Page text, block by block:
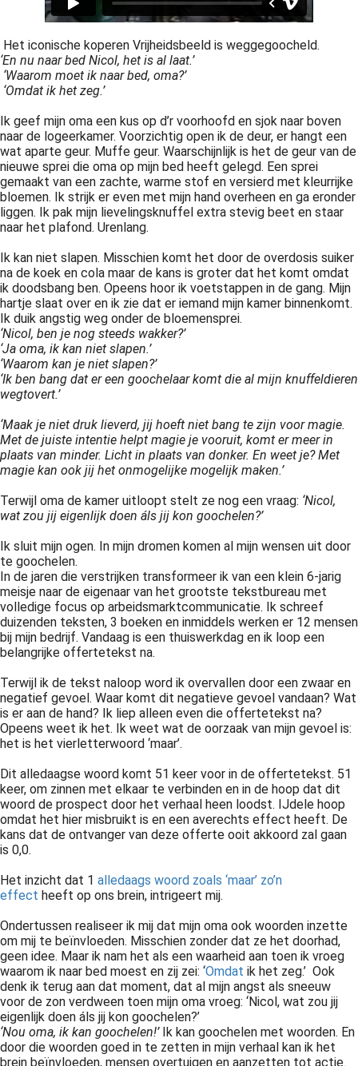
Het iconische koperen Vrijheidsbeeld is weggegoocheld.
‘En nu naar bed Nicol, het is al laat.’
‘Waarom moet ik naar bed, oma?’
‘Omdat ik het zeg.’
Ik geef mijn oma een kus op d’r voorhoofd en sjok naar boven
naar de logeerkamer. Voorzichtig open ik de deur, er hangt een
wat aparte geur. Muffe geur. Waarschijnlijk is het de geur van de
nieuwe sprei die oma op mijn bed heeft gelegd. Een sprei
gemaakt van een zachte, warme stof en versierd met kleurrijke
bloemen. Ik strijk er even met mijn hand overheen en ga eronder
liggen. Ik pak mijn lievelingsknuffel extra stevig beet en staar
naar het plafond. Urenlang.
Ik kan niet slapen. Misschien komt het door de overdosis suiker
na de koek en cola maar de kans is groter dat het komt omdat
ik doodsbang ben. Opeens hoor ik voetstappen in de gang. Mijn
hartje slaat over en ik zie dat er iemand mijn kamer binnenkomt.
Ik duik angstig weg onder de bloemensprei.
‘Nicol, ben je nog steeds wakker?’
‘Ja oma, ik kan niet slapen.’
‘Waarom kan je niet slapen?’
‘Ik ben bang dat er een goochelaar komt die al mijn knuffeldieren
wegtovert.’
‘Maak je niet druk lieverd, jij hoeft niet bang te zijn voor magie.
Met de juiste intentie helpt magie je vooruit, komt er meer in
plaats van minder. Licht in plaats van donker. En weet je? Met
magie kan ook jij het onmogelijke mogelijk maken.’
Terwijl oma de kamer uitloopt stelt ze nog een vraag: ‘Nicol,
wat zou jij eigenlijk doen áls jij kon goochelen?’
Ik sluit mijn ogen. In mijn dromen komen al mijn wensen uit door
te goochelen.
In de jaren die verstrijken transformeer ik van een klein 6-jarig
meisje naar de eigenaar van het grootste tekstbureau met
volledige focus op arbeidsmarktcommunicatie. Ik schreef
duizenden teksten, 3 boeken en inmiddels werken er 12 mensen
bij mijn bedrijf. Vandaag is een thuiswerkdag en ik loop een
belangrijke offertetekst na.
Terwijl ik de tekst naloop word ik overvallen door een zwaar en
negatief gevoel. Waar komt dit negatieve gevoel vandaan? Wat
is er aan de hand? Ik liep alleen even die offertetekst na?
Opeens weet ik het. Ik weet wat de oorzaak van mijn gevoel is:
het is het vierletterwoord ‘maar’.
Dit alledaagse woord komt 51 keer voor in de offertetekst. 51
keer, om zinnen met elkaar te verbinden en in de hoop dat dit
woord de prospect door het verhaal heen loodst. IJdele hoop
omdat het hier misbruikt is en een averechts effect heeft. De
kans dat de ontvanger van deze offerte ooit akkoord zal gaan
is 0,0.
Het inzicht dat 1 alledaags woord zoals ‘maar’ zo’n
effect heeft op ons brein, intrigeert mij.
Ondertussen realiseer ik mij dat mijn oma ook woorden inzette
om mij te beïnvloeden. Misschien zonder dat ze het doorhad,
geen idee. Maar ik nam het als een waarheid aan toen ik vroeg
waarom ik naar bed moest en zij zei: ‘Omdat ik het zeg.’ Ook
denk ik terug aan dat moment, dat al mijn angst als sneeuw
voor de zon verdween toen mijn oma vroeg: ‘Nicol, wat zou jij
eigenlijk doen áls jij kon goochelen?’
‘Nou oma, ik kan goochelen!’Ik kan goochelen met woorden. En
door die woorden goed in te zetten in mijn verhaal kan ik het
brein beïnvloeden, mensen overtuigen en aanzetten tot actie.